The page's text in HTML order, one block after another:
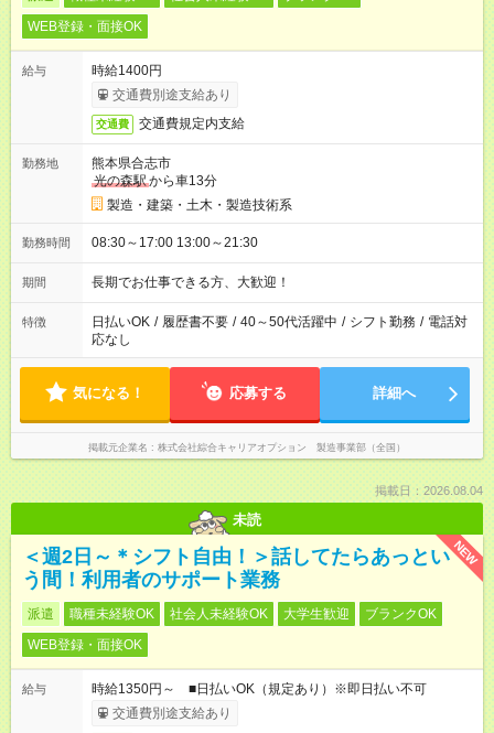
WEB登録・面接OK
給与
時給1400円
交通費別途支給あり
交通費 交通費規定内支給
勤務地
熊本県合志市
光の森駅から車13分
製造・建築・土木・製造技術系
勤務時間 08:30～17:00 13:00～21:30
期間 長期でお仕事できる方、大歓迎！
特徴 日払いOK / 履歴書不要 / 40～50代活躍中 / シフト勤務 / 電話対
応なし
気になる！ 応募する 詳細へ
掲載元企業名 株式会社綜合キャリアオプション 製造事業部（全国）
掲載日：2026.08.04
未読
NEW
＜週2日～＊シフト自由！＞話してたらあっとい
う間！利用者のサポート業務
派遣 職種未経験OK 社会人未経験OK 大学生歓迎
ブランクOK
WEB登録・面接OK
給与
時給1350円～ ■日払いOK（規定あり）※即日払い不可
交通費別途支給あり